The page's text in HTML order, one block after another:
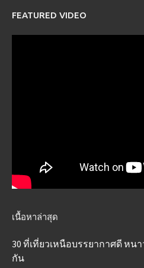
FEATURED VIDEO
เนื้อหาล่าสุด
30 ที่เที่ยวเหนือบรรยากาศดี ห
กัน